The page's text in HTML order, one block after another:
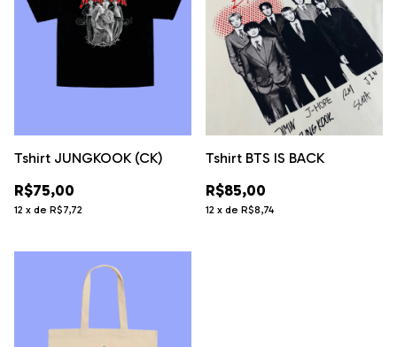
Tshirt JUNGKOOK (CK)
R$75,00
12 x de R$7,72
Tshirt BTS IS BACK
R$85,00
12 x de R$8,74